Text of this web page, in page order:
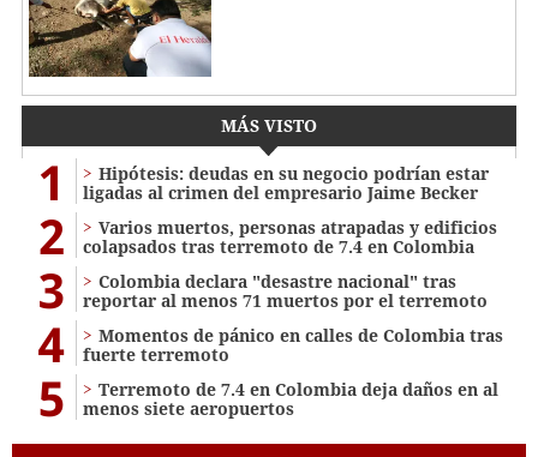
MÁS VISTO
1
Hipótesis: deudas en su negocio podrían estar
ligadas al crimen del empresario Jaime Becker
2
Varios muertos, personas atrapadas y edificios
colapsados tras terremoto de 7.4 en Colombia
3
Colombia declara "desastre nacional" tras
reportar al menos 71 muertos por el terremoto
4
Momentos de pánico en calles de Colombia tras
fuerte terremoto
5
Terremoto de 7.4 en Colombia deja daños en al
menos siete aeropuertos